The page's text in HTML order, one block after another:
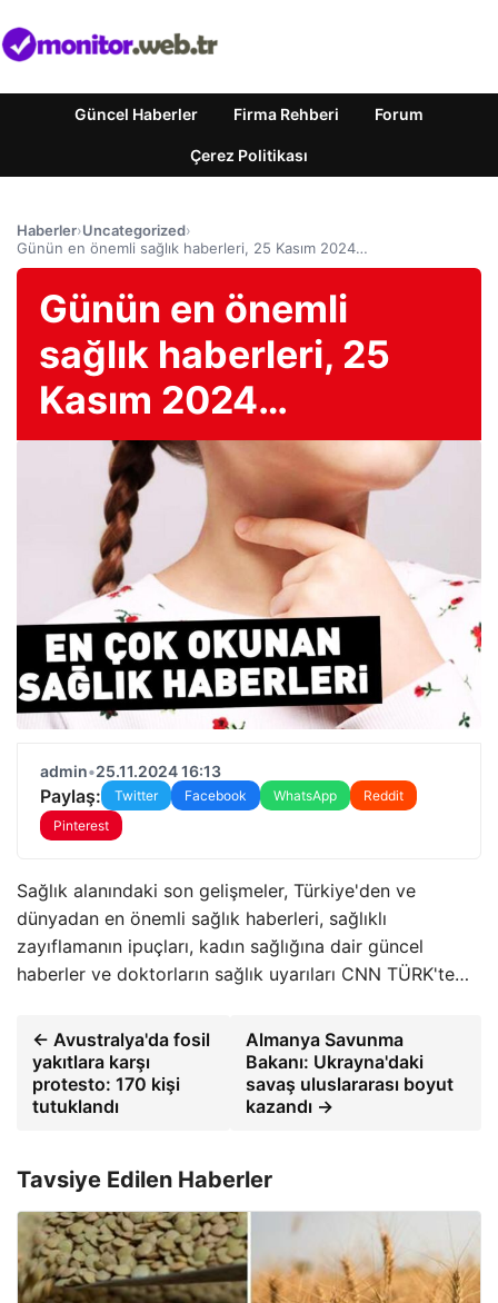
Güncel Haberler Firma Rehberi Forum
Çerez Politikası
Haberler›Uncategorized›
Günün en önemli sağlık haberleri, 25 Kasım 2024…
Günün en önemli
sağlık haberleri, 25
Kasım 2024…
admin•25.11.2024 16:13
Paylaş: Twitter Facebook WhatsApp
Reddit
Pinterest
Sağlık alanındaki son gelişmeler, Türkiye'den ve
dünyadan en önemli sağlık haberleri, sağlıklı
zayıflamanın ipuçları, kadın sağlığına dair güncel
haberler ve doktorların sağlık uyarıları CNN TÜRK'te…
← Avustralya'da fosil
yakıtlara karşı
protesto: 170 kişi
tutuklandı
Almanya Savunma
Bakanı: Ukrayna'daki
savaş uluslararası boyut
kazandı →
Tavsiye Edilen Haberler